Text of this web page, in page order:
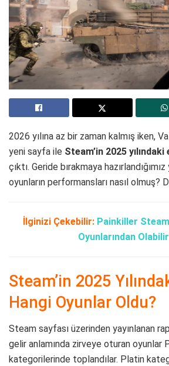
2026 yılına az bir zaman kalmış iken,
yeni sayfa ile Steam’in 2025
çıktı. Geride bırakmaya
oyunların performansları nasıl olmuş?
İlginizi Çekebilir: Painkiller
Oyunlarından
Steam’in 2025
Hangi Oyunlar Oldu?
Steam sayfası üzerinden yayınlanan
gelir anlamında zirveye oturan oyunlar
kategorilerinde toplandılar. Platin